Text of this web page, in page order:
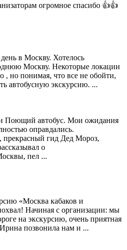
огромное спасибо 👍👍
в Москву. Хотелось
Москву. Некоторые локации
, но понимая, что все не обойти,
автобусную экскурсию. ...
Поющий автобус. Мои ожидания
оправдались.
прекрасный гид Дед Мороз,
о
пел ...
«Москва кабаков и
Начиная с организации: мы
на экскурсию, очень приятная
позвонила нам и ...